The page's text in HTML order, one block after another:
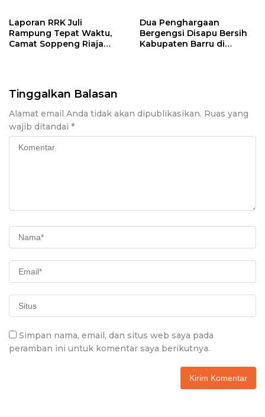
Laporan RRK Juli
Rampung Tepat Waktu,
Camat Soppeng Riaja
Dua Penghargaan
Bergengsi Disapu Bersih
Kabupaten Barru di
Tinggalkan Balasan
Alamat email Anda tidak akan dipublikasikan. Ruas yang
wajib ditandai *
Simpan nama, email, dan situs web saya pada
peramban ini untuk komentar saya berikutnya.